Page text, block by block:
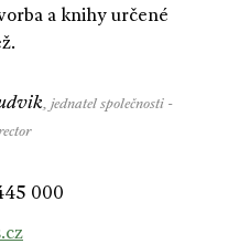
a knihy určené
, jednatel společnosti -
000